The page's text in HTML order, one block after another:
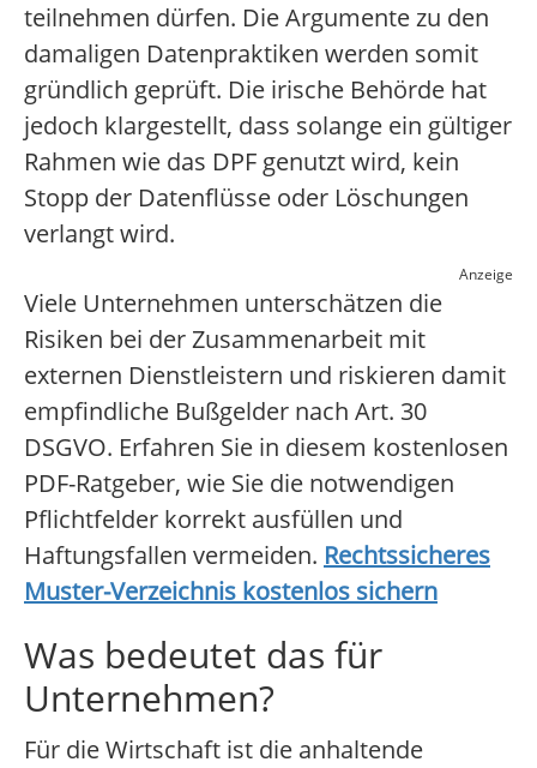
teilnehmen dürfen. Die Argumente zu den
damaligen Datenpraktiken werden somit
gründlich geprüft. Die irische Behörde hat
jedoch klargestellt, dass solange ein gültiger
Rahmen wie das DPF genutzt wird, kein
Stopp der Datenflüsse oder Löschungen
verlangt wird.
Anzeige
Viele Unternehmen unterschätzen die
Risiken bei der Zusammenarbeit mit
externen Dienstleistern und riskieren damit
empfindliche Bußgelder nach Art. 30
DSGVO. Erfahren Sie in diesem kostenlosen
PDF-Ratgeber, wie Sie die notwendigen
Pflichtfelder korrekt ausfüllen und
Haftungsfallen vermeiden. Rechtssicheres
Muster-Verzeichnis kostenlos sichern
Was bedeutet das für
Unternehmen?
Für die Wirtschaft ist die anhaltende